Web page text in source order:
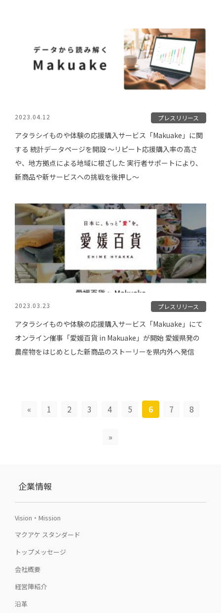
2023.04.12 プレスリリース
アタラシイものや体験の応援購入サービス「Makuake」に関
する 統計データページを開設 〜リピート応援購入率の高さ
や、地方拠点による地域に根ざした 実行者サポートにより、
新商品や新サービスへの挑戦を後押し〜
2023.03.23 プレスリリース
アタラシイものや体験の応援購入サービス「Makuake」にて
オンライン催事「愛媛百貨 in Makuake」が開始 愛媛県発の
農産物をはじめとした新商品のストーリーを県内外へ発信
« 1 2 3 4 5 6 7 8
»
企業情報
Vision・Mission
マクアケ スタンダード
トップメッセージ
会社概要
経営陣紹介
沿革